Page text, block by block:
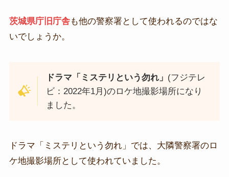
茨城県庁旧庁舎も他の警察署として使われるのではな
いでしょうか。
ドラマ「ミステリという勿れ」 (フジテレ
ビ：2022年1月)のロケ地撮影場所になり
ました。
ドラマ「ミステリという勿れ」では、大隣警察署のロ
ケ地撮影場所として使われていました。